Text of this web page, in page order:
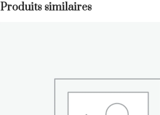
Produits similaires